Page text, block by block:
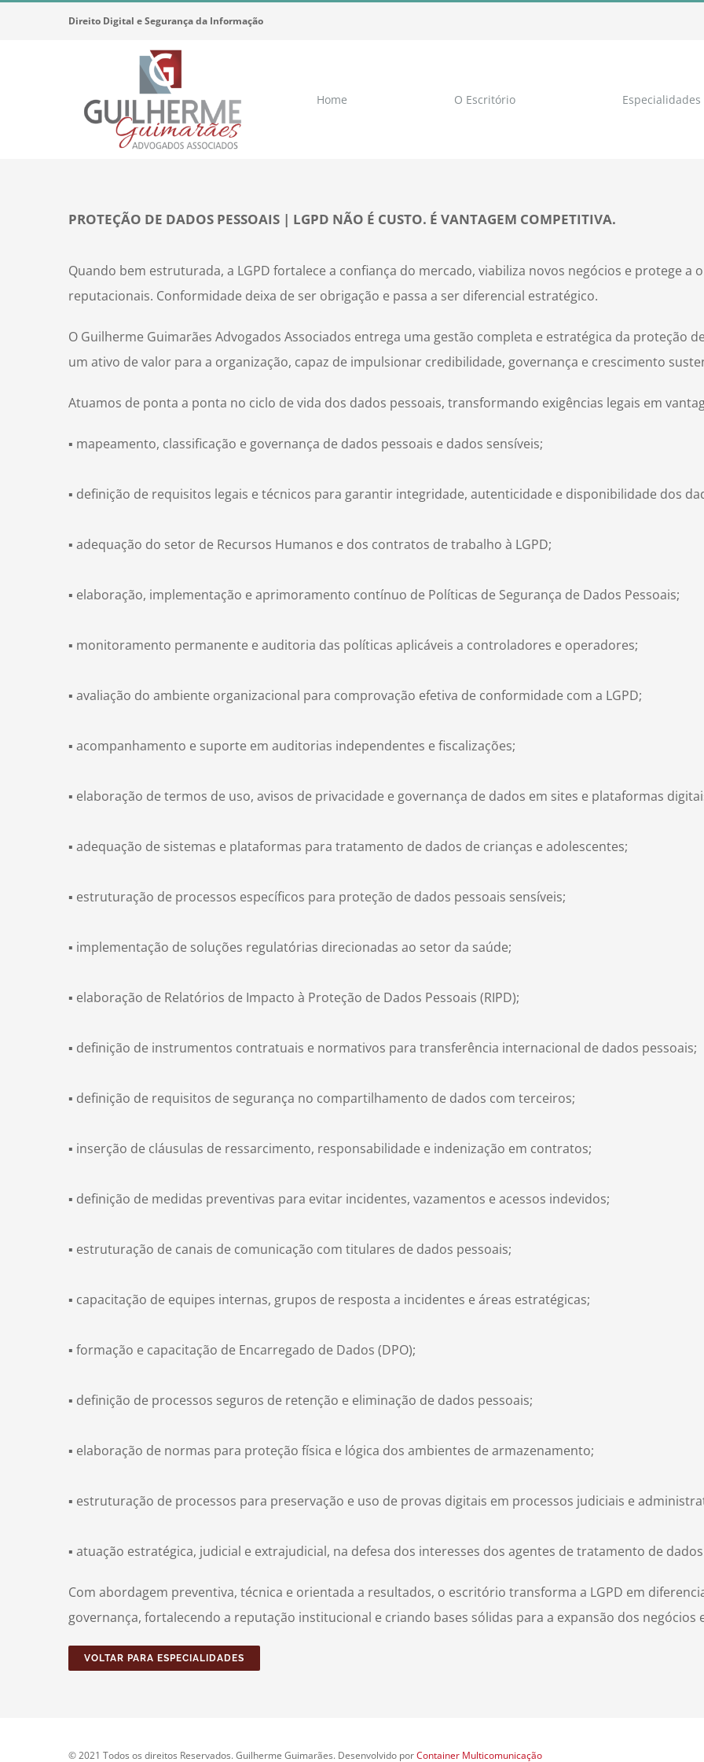
Direito Digital e Segurança da Informação
Home O Escritório Especialidades
PROTEÇÃO DE DADOS PESSOAIS | LGPD NÃO É CUSTO. É VANTAGEM COMPETITIVA.
Quando bem estruturada, a LGPD fortalece a confiança do mercado, viabiliza novos negócios e protege a
reputacionais. Conformidade deixa de ser obrigação e passa a ser diferencial estratégico.
O Guilherme Guimarães Advogados Associados entrega uma gestão completa e estratégica da proteção
um ativo de valor para a organização, capaz de impulsionar credibilidade, governança e crescimento
Atuamos de ponta a ponta no ciclo de vida dos dados pessoais, transformando exigências legais em
▪ mapeamento, classificação e governança de dados pessoais e dados sensíveis;
▪ definição de requisitos legais e técnicos para garantir integridade, autenticidade e disponibilidade dos
▪ adequação do setor de Recursos Humanos e dos contratos de trabalho à LGPD;
▪ elaboração, implementação e aprimoramento contínuo de Políticas de Segurança de Dados Pessoais;
▪ monitoramento permanente e auditoria das políticas aplicáveis a controladores e operadores;
▪ avaliação do ambiente organizacional para comprovação efetiva de conformidade com a LGPD;
▪ acompanhamento e suporte em auditorias independentes e fiscalizações;
▪ elaboração de termos de uso, avisos de privacidade e governança de dados em sites e plataformas
▪ adequação de sistemas e plataformas para tratamento de dados de crianças e adolescentes;
▪ estruturação de processos específicos para proteção de dados pessoais sensíveis;
▪ implementação de soluções regulatórias direcionadas ao setor da saúde;
▪ elaboração de Relatórios de Impacto à Proteção de Dados Pessoais (RIPD);
▪ definição de instrumentos contratuais e normativos para transferência internacional de dados pessoais;
▪ definição de requisitos de segurança no compartilhamento de dados com terceiros;
▪ inserção de cláusulas de ressarcimento, responsabilidade e indenização em contratos;
▪ definição de medidas preventivas para evitar incidentes, vazamentos e acessos indevidos;
▪ estruturação de canais de comunicação com titulares de dados pessoais;
▪ capacitação de equipes internas, grupos de resposta a incidentes e áreas estratégicas;
▪ formação e capacitação de Encarregado de Dados (DPO);
▪ definição de processos seguros de retenção e eliminação de dados pessoais;
▪ elaboração de normas para proteção física e lógica dos ambientes de armazenamento;
▪ estruturação de processos para preservação e uso de provas digitais em processos judiciais e
▪ atuação estratégica, judicial e extrajudicial, na defesa dos interesses dos agentes de tratamento de
Com abordagem preventiva, técnica e orientada a resultados, o escritório transforma a LGPD em
governança, fortalecendo a reputação institucional e criando bases sólidas para a expansão dos negócios
VOLTAR PARA ESPECIALIDADES
© 2021 Todos os direitos Reservados. Guilherme Guimarães. Desenvolvido porContainer Multicomunicação